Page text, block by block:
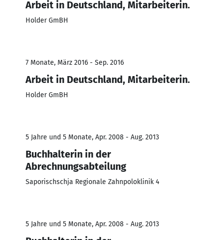
Arbeit in Deutschland, Mitarbeiterin.
Holder GmBH
7 Monate, März 2016 - Sep. 2016
Arbeit in Deutschland, Mitarbeiterin.
Holder GmBH
5 Jahre und 5 Monate, Apr. 2008 - Aug. 2013
Buchhalterin in der
Abrechnungsabteilung
Saporischschja Regionale Zahnpoloklinik 4
5 Jahre und 5 Monate, Apr. 2008 - Aug. 2013